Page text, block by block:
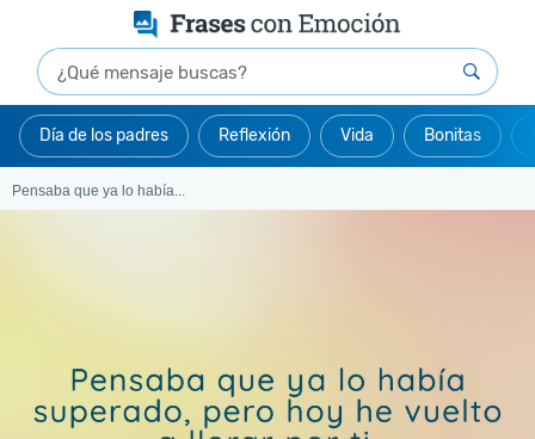
Día de los padres Reflexión Vida Bonitas
Pensaba que ya lo había...